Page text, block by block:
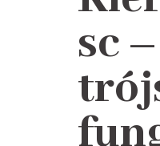
sc –